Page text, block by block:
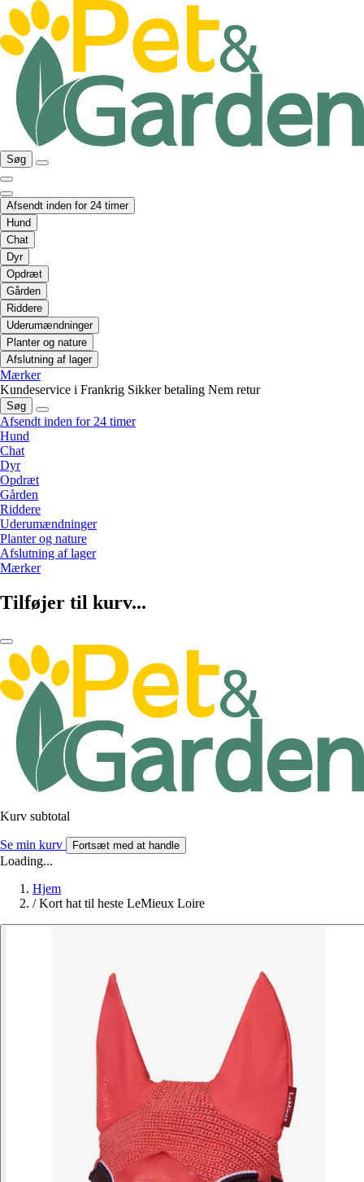
Søg
Afsendt inden for 24 timer
Hund
Chat
Dyr
Opdræt
Gården
Riddere
Uderumændninger
Planter og nature
Afslutning af lager
Mærker
Kundeservice i Frankrig Sikker betaling Nem retur
Søg
Afsendt inden for 24 timer
Hund
Chat
Dyr
Opdræt
Gården
Riddere
Uderumændninger
Planter og nature
Afslutning af lager
Mærker
Tilføjer til kurv...
Kurv subtotal
Se min kurv Fortsæt med at handle
Loading...
Hjem
/ Kort hat til heste LeMieux Loire